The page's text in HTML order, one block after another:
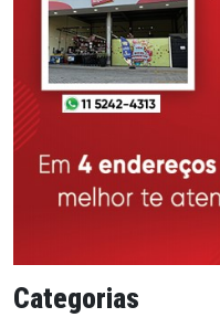
Categorias